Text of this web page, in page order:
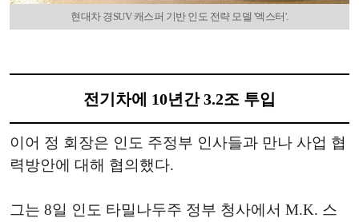
현대차 경SUV 캐스퍼 기반 인도 전략 모델 '엑스터'.
전기차에 10년간 3.2조 투입
이어 정 회장은 인도 주정부 인사들과 만나 사업 협
력방안에 대해 협의했다.
그는 8일 인도 타밀나두주 정부 청사에서 M.K. 스